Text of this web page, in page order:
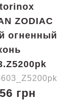
ZODIAC
огненный
грн